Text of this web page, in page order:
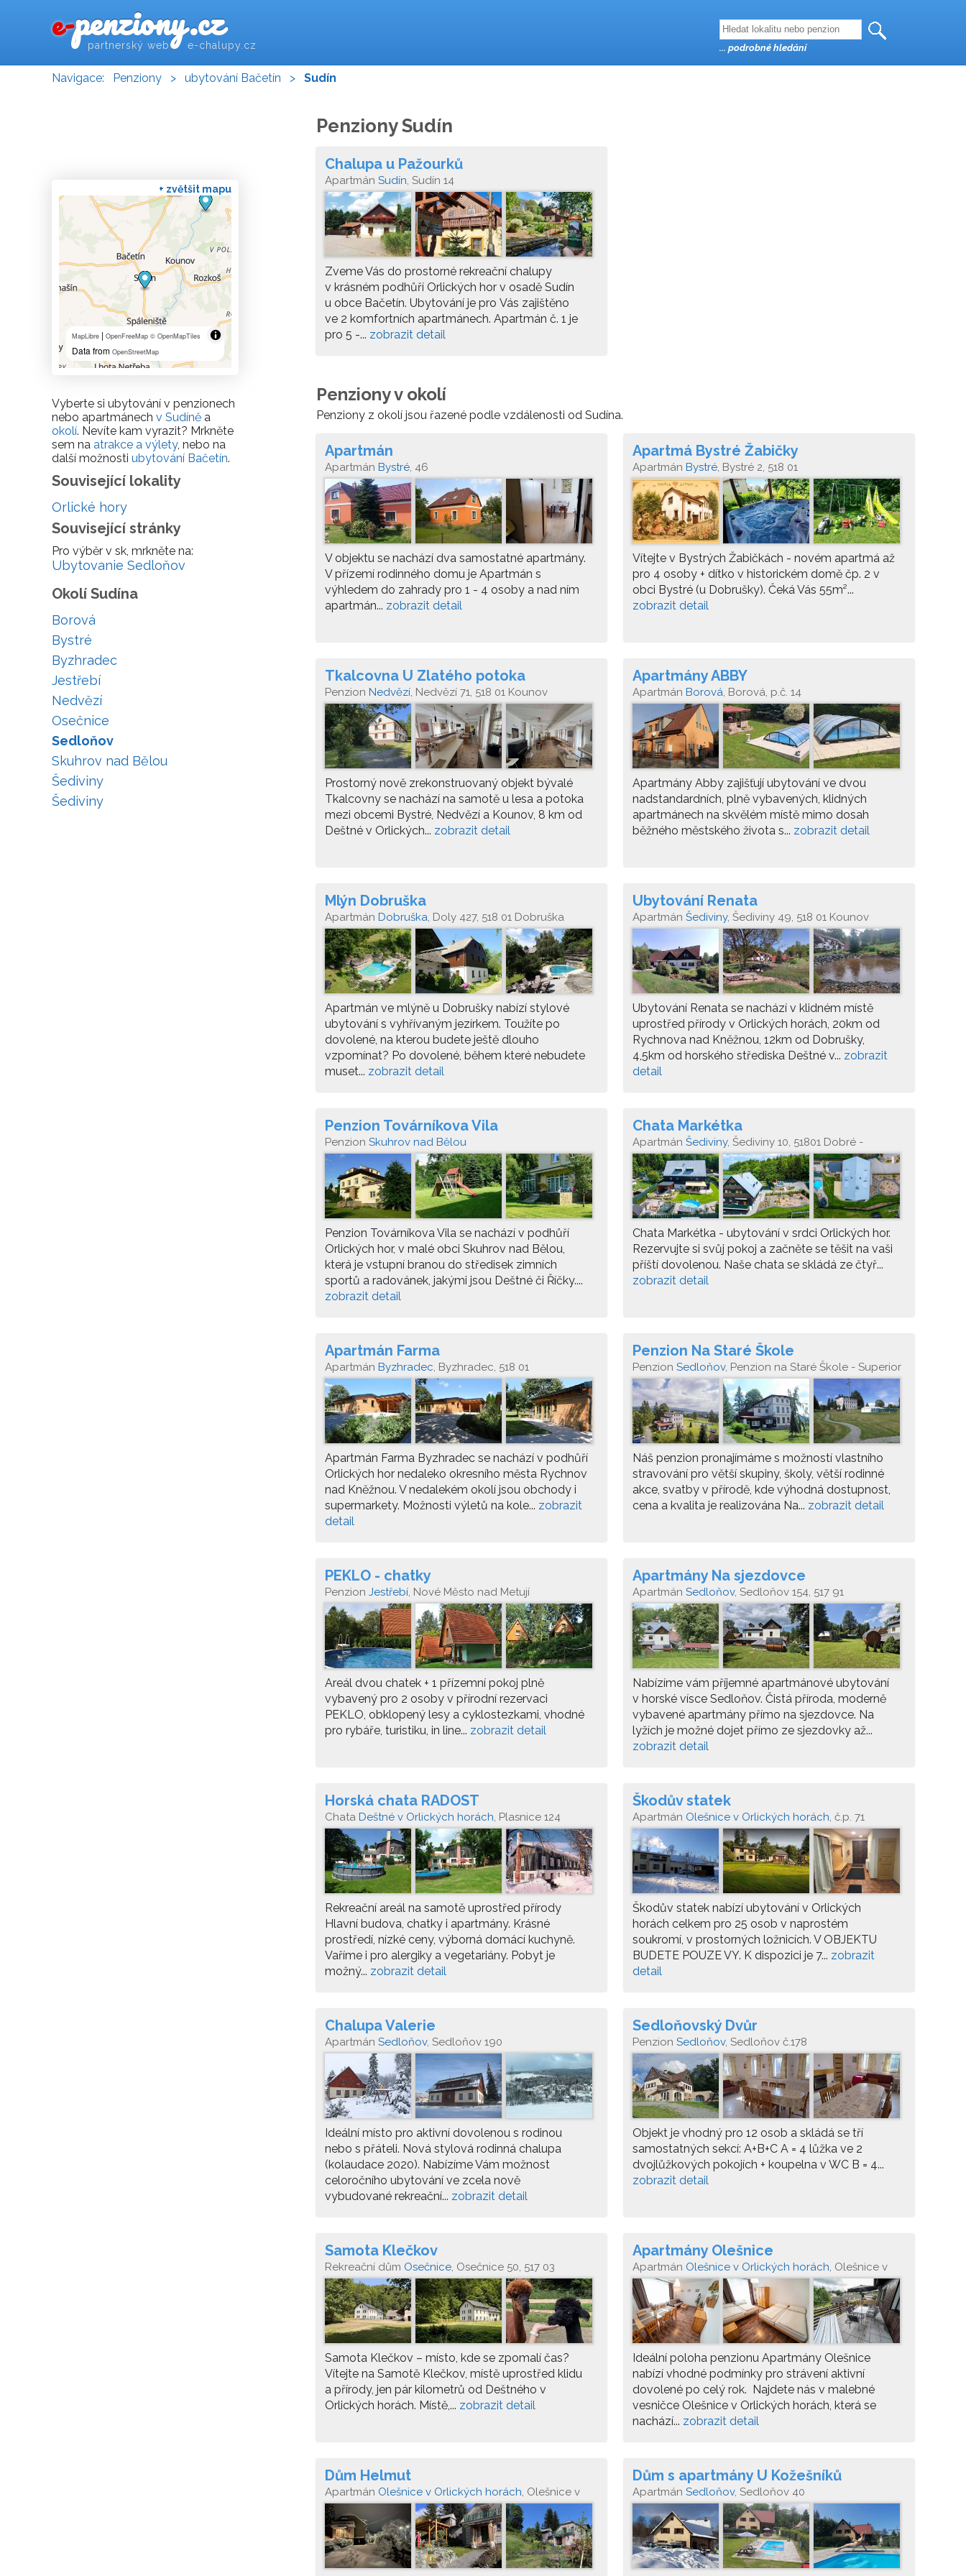
e-penziony.cz
partnerský web e-chalupy.cz
Navigace: Penziony > ubytování Bačetín > Sudín
Penziony Sudín
Chalupa u Pažourků
Apartmán Sudín, Sudín 14
Zveme Vás do prostorné rekreační chalupy
v krásném podhůří Orlických hor v osadě Sudín
u obce Bačetín. Ubytování je pro Vás zajištěno
ve 2 komfortních apartmánech. Apartmán č. 1 je
pro 5 -... zobrazit detail
Penziony v okolí
Penziony z okolí jsou řazené podle vzdálenosti od Sudína.
Apartmán
Apartmán Bystré, 46
V objektu se nachází dva samostatné apartmány.
V přízemí rodinného domu je Apartmán s
výhledem do zahrady pro 1 - 4 osoby a nad ním
apartmán... zobrazit detail
Apartmá Bystré Žabičky
Apartmán Bystré, Bystré 2, 518 01
Vítejte v Bystrých Žabičkách - novém apartmá až
pro 4 osoby + dítko v historickém domě čp. 2 v
obci Bystré (u Dobrušky). Čeká Vás 55m²...
zobrazit detail
Tkalcovna U Zlatého potoka
Penzion Nedvězí, Nedvězí 71, 518 01 Kounov
Prostorný nově zrekonstruovaný objekt bývalé
Tkalcovny se nachází na samotě u lesa a potoka
mezi obcemi Bystré, Nedvězí a Kounov, 8 km od
Deštné v Orlických... zobrazit detail
Apartmány ABBY
Apartmán Borová, Borová, p.č. 14
Apartmány Abby zajišťují ubytování ve dvou
nadstandardních, plně vybavených, klidných
apartmánech na skvělém místě mimo dosah
běžného městského života s... zobrazit detail
Mlýn Dobruška
Apartmán Dobruška, Doly 427, 518 01 Dobruška
Apartmán ve mlýně u Dobrušky nabízí stylové
ubytování s vyhřívaným jezírkem. Toužíte po
dovolené, na kterou budete ještě dlouho
vzpomínat? Po dovolené, během které nebudete
muset... zobrazit detail
Ubytování Renata
Apartmán Šediviny, Šediviny 49, 518 01 Kounov
Ubytování Renata se nachází v klidném místě
uprostřed přírody v Orlických horách, 20km od
Rychnova nad Kněžnou, 12km od Dobrušky,
4,5km od horského střediska Deštné v... zobrazit
detail
Penzion Továrníkova Vila
Penzion Skuhrov nad Bělou
Penzion Továrníkova Vila se nachází v podhůří
Orlických hor, v malé obci Skuhrov nad Bělou,
která je vstupní branou do středisek zimních
sportů a radovánek, jakými jsou Deštné či Říčky....
zobrazit detail
Chata Markétka
Apartmán Šediviny, Šediviny 10, 51801 Dobré -
Šediviny
Chata Markétka - ubytování v srdci Orlických hor.
Rezervujte si svůj pokoj a začněte se těšit na vaši
příští dovolenou. Naše chata se skládá ze čtyř...
zobrazit detail
Apartmán Farma
Apartmán Byzhradec, Byzhradec, 518 01
Apartmán Farma Byzhradec se nachází v podhůří
Orlických hor nedaleko okresního města Rychnov
nad Kněžnou. V nedalekém okolí jsou obchody i
supermarkety. Možnosti výletů na kole... zobrazit
detail
Penzion Na Staré Škole
Penzion Sedloňov, Penzion na Staré Škole - Superior
Polom 106 pošta Sedloňov 51791
Náš penzion pronajímáme s možností vlastního
stravování pro větší skupiny, školy, větší rodinné
akce, svatby v přírodě, kde výhodná dostupnost,
cena a kvalita je realizována Na... zobrazit detail
PEKLO - chatky
Penzion Jestřebí, Nové Město nad Metují
Areál dvou chatek + 1 přízemní pokoj plně
vybavený pro 2 osoby v přírodní rezervaci
PEKLO, obklopený lesy a cyklostezkami, vhodné
pro rybáře, turistiku, in line... zobrazit detail
Apartmány Na sjezdovce
Apartmán Sedloňov, Sedloňov 154, 517 91
Nabízíme vám příjemné apartmánové ubytování
v horské vísce Sedloňov. Čistá příroda, moderně
vybavené apartmány přímo na sjezdovce. Na
lyžích je možné dojet přímo ze sjezdovky až...
zobrazit detail
Horská chata RADOST
Chata Deštné v Orlických horách, Plasnice 124
Rekreační areál na samotě uprostřed přírody
Hlavní budova, chatky i apartmány. Krásné
prostředí, nízké ceny, výborná domácí kuchyně.
Vaříme i pro alergiky a vegetariány. Pobyt je
možný... zobrazit detail
Škodův statek
Apartmán Olešnice v Orlických horách, č.p. 71
Škodův statek nabízí ubytování v Orlických
horách celkem pro 25 osob v naprostém
soukromí, v prostorných ložnicích. V OBJEKTU
BUDETE POUZE VY. K dispozici je 7... zobrazit
detail
Chalupa Valerie
Apartmán Sedloňov, Sedloňov 190
Ideální místo pro aktivní dovolenou s rodinou
nebo s přáteli. Nová stylová rodinná chalupa
(kolaudace 2020). Nabízíme Vám možnost
celoročního ubytování ve zcela nově
vybudované rekreační... zobrazit detail
Sedloňovský Dvůr
Penzion Sedloňov, Sedloňov č.178
Objekt je vhodný pro 12 osob a skládá se tří
samostatných sekcí: A+B+C A = 4 lůžka ve 2
dvojlůžkových pokojích + koupelna v WC B = 4...
zobrazit detail
Samota Klečkov
Rekreační dům Osečnice, Osečnice 50, 517 03
Samota Klečkov – místo, kde se zpomalí čas?
Vítejte na Samotě Klečkov, místě uprostřed klidu
a přírody, jen pár kilometrů od Deštného v
Orlických horách. Místě,... zobrazit detail
Apartmány Olešnice
Apartmán Olešnice v Orlických horách, Olešnice v
Orlických horách 235
Ideální poloha penzionu Apartmány Olešnice
nabízí vhodné podmínky pro strávení aktivní
dovolené po celý rok. Najdete nás v malebné
vesničce Olešnice v Orlických horách, která se
nachází... zobrazit detail
Dům Helmut
Apartmán Olešnice v Orlických horách, Olešnice v
Orlických Horách 24
Dům s apartmány U Kožešníků
Apartmán Sedloňov, Sedloňov 40
+ zvětšit mapu
MapLibre | OpenFreeMap © OpenMapTiles
Data from OpenStreetMap
Vyberte si ubytování v penzionech
nebo apartmánech v Sudíně a
okolí. Nevíte kam vyrazit? Mrkněte
sem na atrakce a výlety, nebo na
další možnosti ubytování Bačetín.
Související lokality
Orlické hory
Související stránky
Pro výběr v sk, mrkněte na:
Ubytovanie Sedloňov
Okolí Sudína
Borová
Bystré
Byzhradec
Jestřebí
Nedvězí
Osečnice
Sedloňov
Skuhrov nad Bělou
Šediviny
Šediviny
... podrobné hledání